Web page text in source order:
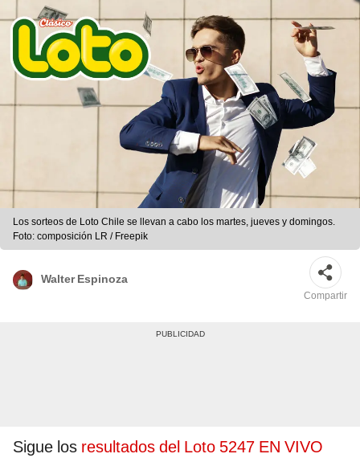
Los sorteos de Loto Chile se llevan a cabo los martes, jueves y domingos.
Foto: composición LR / Freepik
Walter Espinoza
Compartir
Sigue los resultados del Loto 5247 EN VIVO